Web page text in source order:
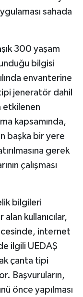
sahada
300 yaşam
bilgisi
envanterine
jeneratör dahil
etkilenen
kapsamında,
başka bir yere
gerek
çalışması
bilgileri
kullanıcılar,
internet
ilgili UEDAŞ
çanta tipi
Başvuruların,
önce yapılması